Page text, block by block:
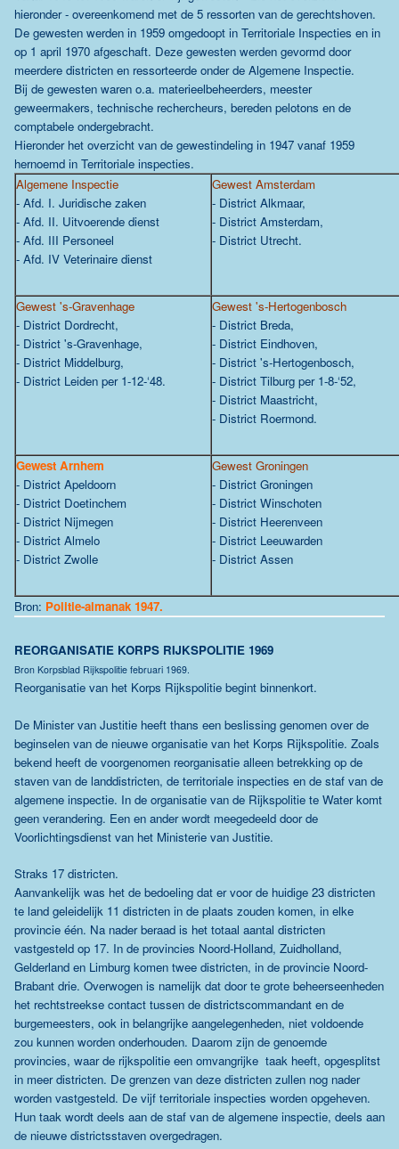
hieronder - overeenkomend met de 5 ressorten van de gerechtshoven.
De gewesten werden in 1959 omgedoopt in Territoriale Inspecties en in
op 1 april 1970 afgeschaft. Deze gewesten werden gevormd door
meerdere districten en ressorteerde onder de Algemene Inspectie.
Bij de gewesten waren o.a. materieelbeheerders, meester
geweermakers, technische rechercheurs, bereden pelotons en de
comptabele ondergebracht.
Hieronder het overzicht van de gewestindeling in 1947 vanaf 1959
hernoemd in Territoriale inspecties.
Algemene Inspectie
- Afd. I. Juridische zaken
- Afd. II. Uitvoerende dienst
- Afd. III Personeel
- Afd. IV Veterinaire dienst
Gewest Amsterdam
- District Alkmaar,
- District Amsterdam,
- District Utrecht.
Gewest 's-Gravenhage
- District Dordrecht,
- District 's-Gravenhage,
- District Middelburg,
- District Leiden per 1-12-‘48.
Gewest 's-Hertogenbosch
- District Breda,
- District Eindhoven,
- District 's-Hertogenbosch,
- District Tilburg per 1-8-‘52,
- District Maastricht,
- District Roermond.
Gewest Arnhem
- District Apeldoorn
- District Doetinchem
- District Nijmegen
- District Almelo
- District Zwolle
Gewest Groningen
- District Groningen
- District Winschoten
- District Heerenveen
- District Leeuwarden
- District Assen
Bron: Politie-almanak 1947.
REORGANISATIE KORPS RIJKSPOLITIE 1969
Bron Korpsblad Rijkspolitie februari 1969.
Reorganisatie van het Korps Rijkspolitie begint binnenkort.
De Minister van Justitie heeft thans een beslissing genomen over de
beginselen van de nieuwe organisatie van het Korps Rijkspolitie. Zoals
bekend heeft de voorgenomen reorganisatie alleen betrekking op de
staven van de landdistricten, de territoriale inspecties en de staf van de
algemene inspectie. In de organisatie van de Rijkspolitie te Water komt
geen verandering. Een en ander wordt meegedeeld door de
Voorlichtingsdienst van het Ministerie van Justitie.
Straks 17 districten.
Aanvankelijk was het de bedoeling dat er voor de huidige 23 districten
te land geleidelijk 11 districten in de plaats zouden komen, in elke
provincie één. Na nader beraad is het totaal aantal districten
vastgesteld op 17. In de provincies Noord-Holland, Zuidholland,
Gelderland en Limburg komen twee districten, in de provincie Noord-
Brabant drie. Overwogen is namelijk dat door te grote beheerseenheden
het rechtstreekse contact tussen de districtscommandant en de
burgemeesters, ook in belangrijke aangelegenheden, niet voldoende
zou kunnen worden onderhouden. Daarom zijn de genoemde
provincies, waar de rijkspolitie een omvangrijke taak heeft, opgesplitst
in meer districten. De grenzen van deze districten zullen nog nader
worden vastgesteld. De vijf territoriale inspecties worden opgeheven.
Hun taak wordt deels aan de staf van de algemene inspectie, deels aan
de nieuwe districtsstaven overgedragen.